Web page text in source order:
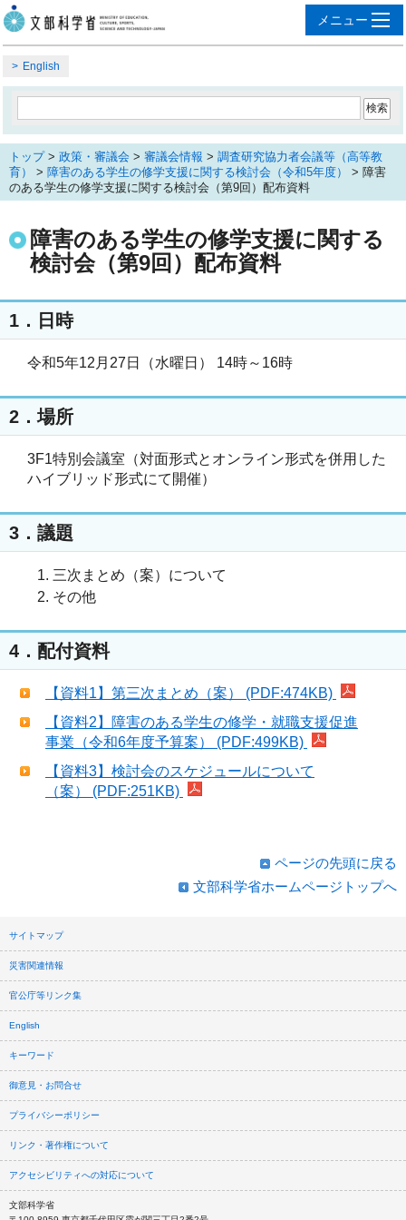
English
トップ> 政策・審議会 > 審議会情報 > 調査研究協力者会議等（高等教
育）
> 障害のある学生の修学支援に関する検討会（令和5年度）
> 障害
のある学生の修学支援に関する検討会（第9回）配布資料
障害のある学生の修学支援に関する
検討会（第9回）配布資料
1．日時
令和5年12月27日（水曜日） 14時～16時
2．場所
3F1特別会議室（対面形式とオンライン形式を併用した
ハイブリッド形式にて開催）
3．議題
三次まとめ（案）について
その他
4．配付資料
【資料1】第三次まとめ（案） (PDF:474KB)
【資料2】障害のある学生の修学・就職支援促進
事業（令和6年度予算案） (PDF:499KB)
【資料3】検討会のスケジュールについて
（案） (PDF:251KB)
ページの先頭に戻る
文部科学省ホームページトップへ
サイトマップ
災害関連情報
官公庁等リンク集
English
キーワード
御意見・お問合せ
プライバシーポリシー
リンク・著作権について
アクセシビリティへの対応について
文部科学省